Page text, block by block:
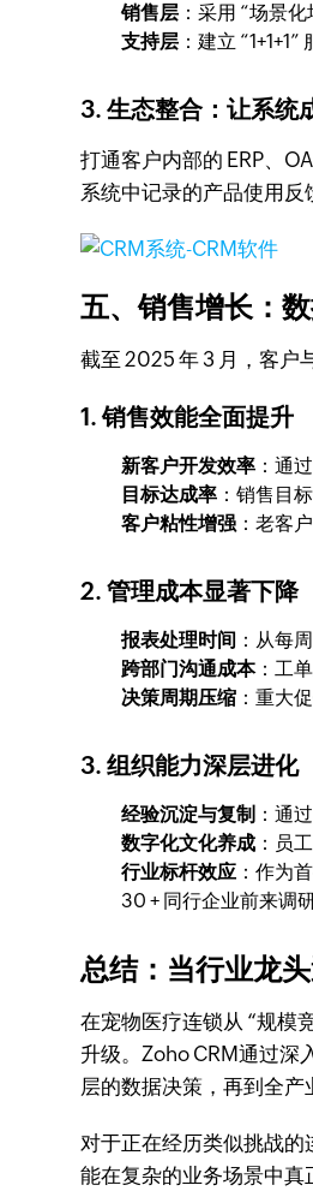
销售层 ：采用 “场景
支持层 ：建立
3. 生态整合：让系统
打通客户内部的 ERP、
系统中记录的产品使用反
五、销售增长：
截至 2025 年 3 月，客户
1. 销售效能全面提升
新客户开发效率 ：通
目标达成率 ：销售目
客户粘性增强 ：老客
2. 管理成本显著下降
报表处理时间 ：从每
跨部门沟通成本：工
决策周期压缩 ：重大
3. 组织能力深层进化
经验沉淀与复制 ：通
数字化文化养成 ：员
行业标杆效应 ：作为
30 + 同行企业前来调
总结：当行业龙
在宠物医疗连锁从 “规模
升级。Zoho CRM通过深
层的数据决策，再到全产
对于正在经历类似挑战的
能在复杂的业务场景中真